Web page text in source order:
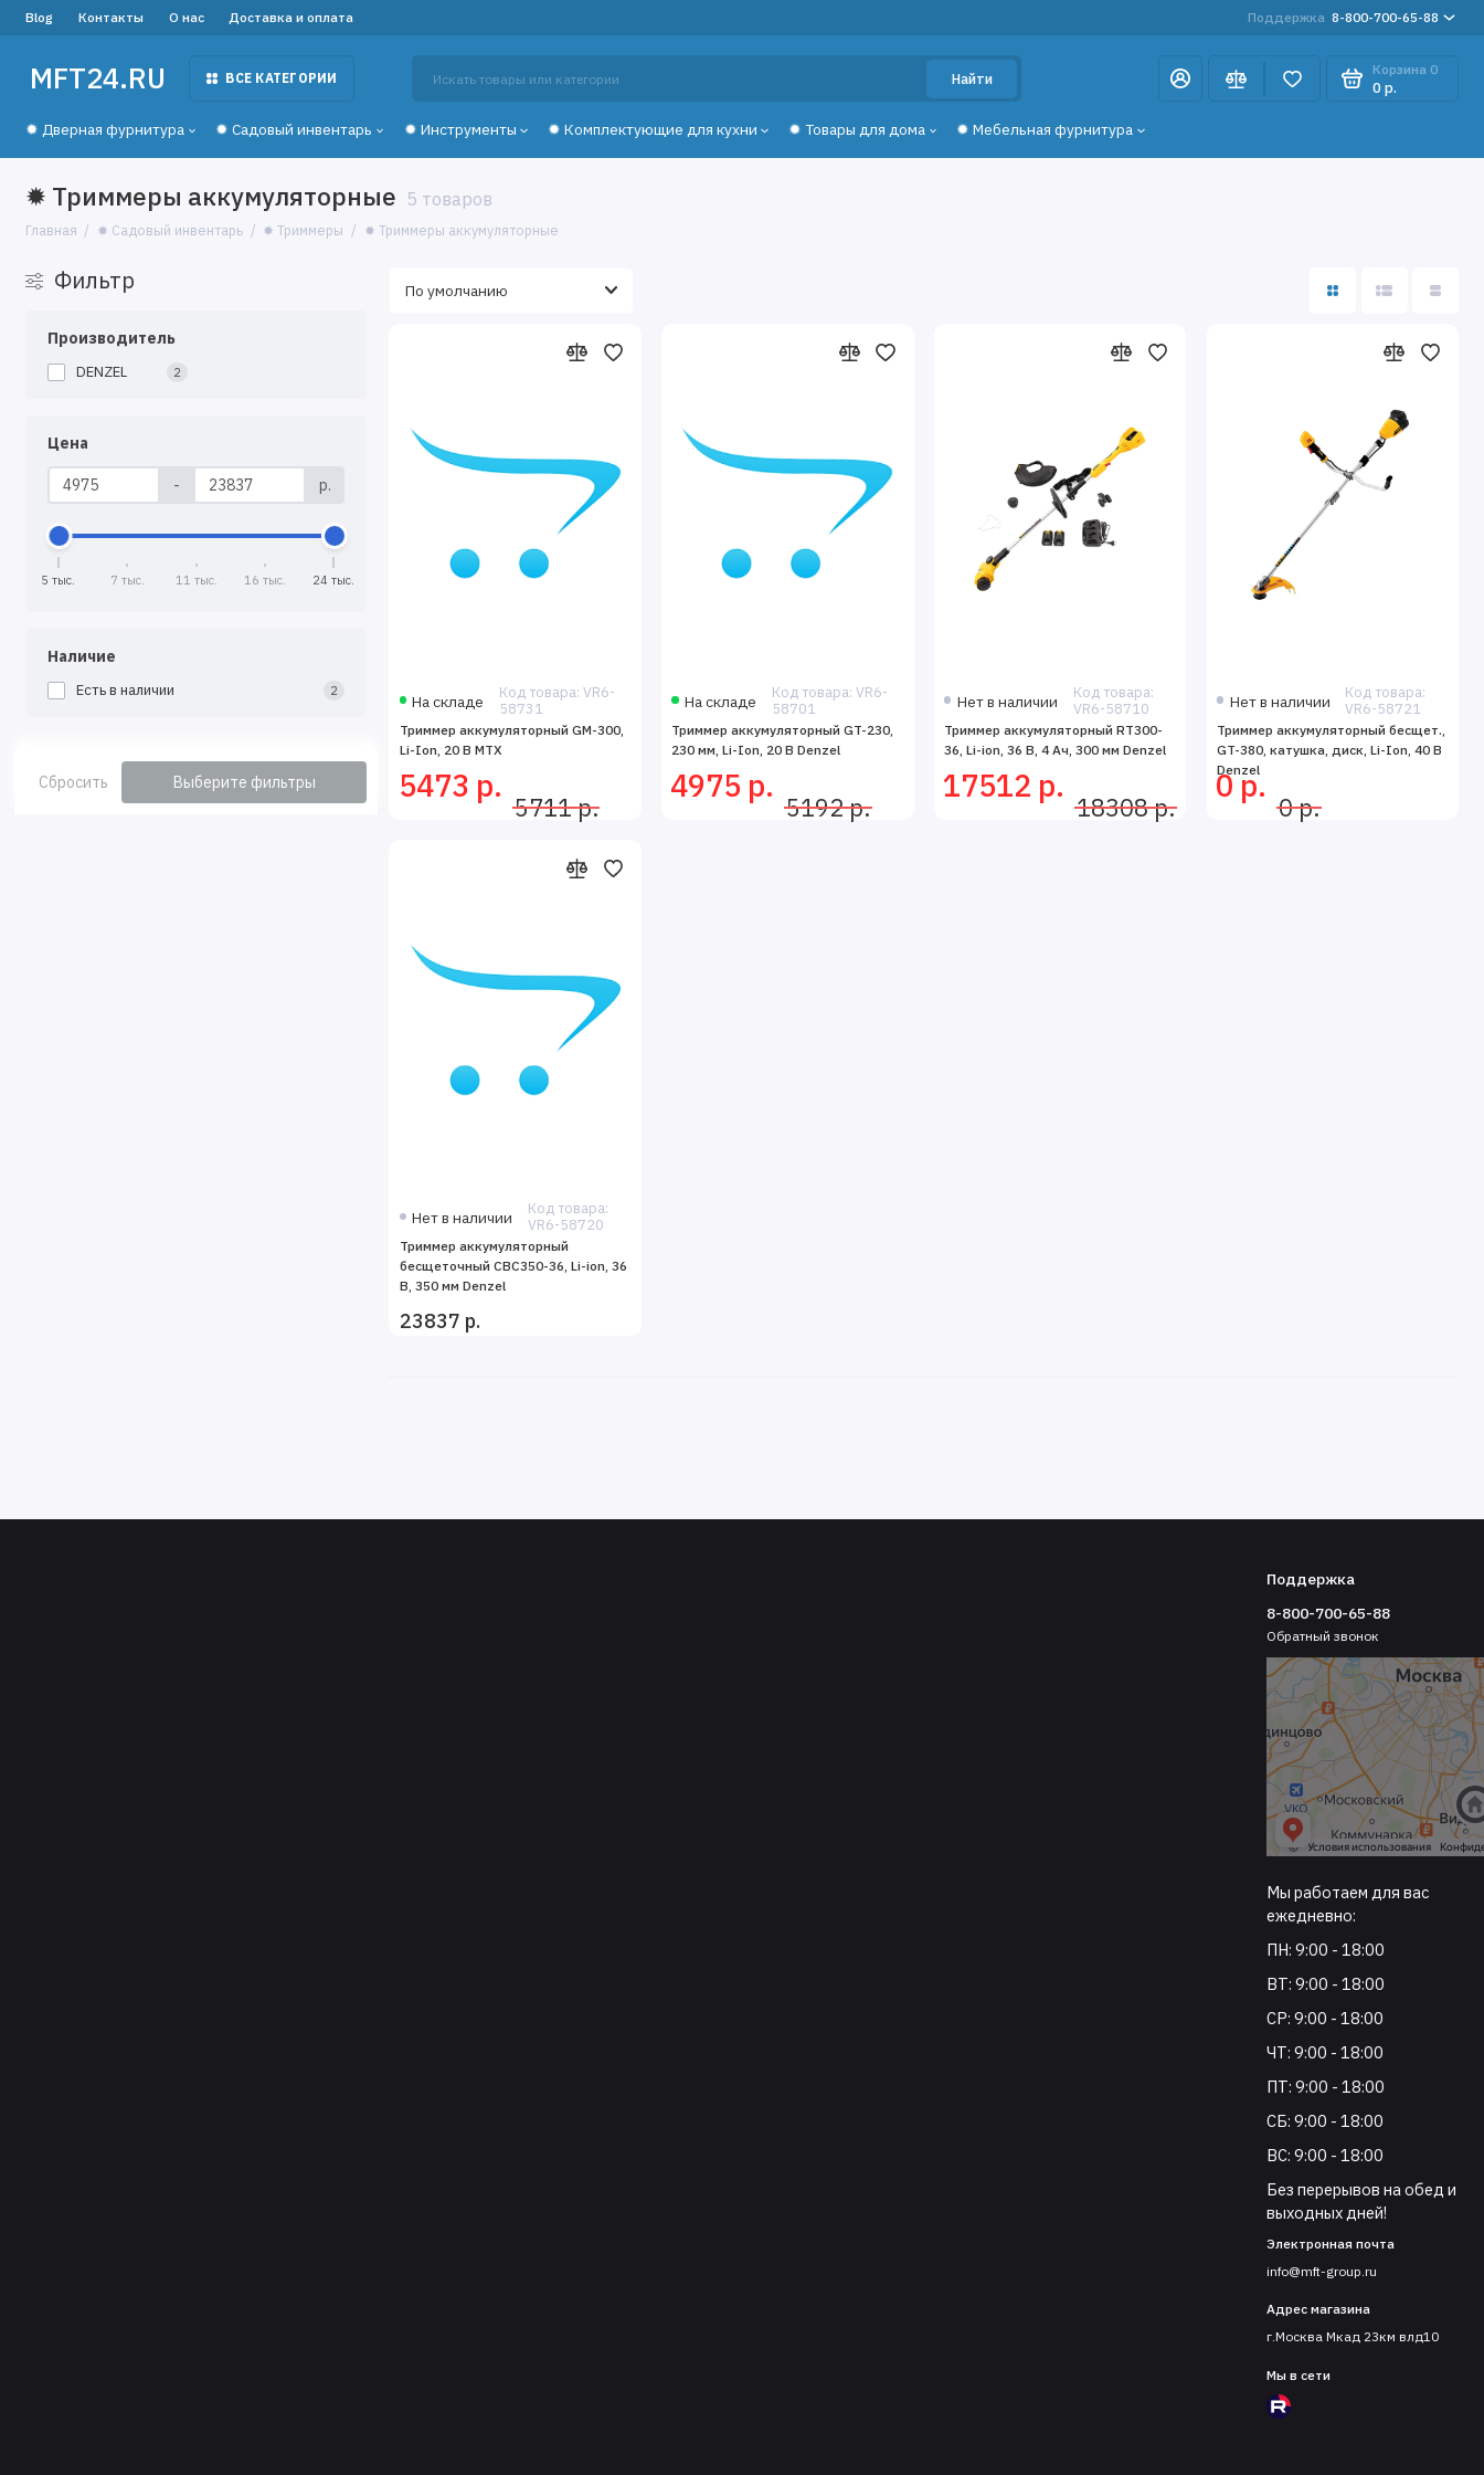
Blog Контакты О нас Доставка и оплата Поддержка 8-800-700-65-88
MFT24.RU ВСЕ КАТЕГОРИИ Найти
Корзина 0
0 р.
✹ Дверная фурнитура ✹ Садовый инвентарь ✹ Инструменты ✹ Комплектующие для кухни ✹ Товары для дома ✹ Мебельная фурнитура
✹ Триммеры аккумуляторные 5 товаров
Главная ✹ Садовый инвентарь ✹ Триммеры ✹ Триммеры аккумуляторные
Фильтр
Производитель
DENZEL 2
Цена
- р.
5 тыс. 7 тыс. 11 тыс. 16 тыс. 24 тыс.
Наличие
Есть в наличии 2
Сбросить Выберите фильтры
На складе
Код товара: VR6-
58731
Триммер аккумуляторный GM-300,
Li-Ion, 20 В MTX
5473 р.
5711 р.
На складе
Код товара: VR6-
58701
Триммер аккумуляторный GT-230,
230 мм, Li-Ion, 20 В Denzel
4975 р.
5192 р.
Нет в наличии
Код товара:
VR6-58710
Триммер аккумуляторный RТ300-
36, Li-ion, 36 В, 4 Ач, 300 мм Denzel
17512 р.
18308 р.
Нет в наличии
Код товара:
VR6-58721
Триммер аккумуляторный бесщет.,
GT-380, катушка, диск, Li-Ion, 40 В
Denzel
0 р.
0 р.
Нет в наличии
Код товара:
VR6-58720
Триммер аккумуляторный
бесщеточный CBC350-36, Li-ion, 36
В, 350 мм Denzel
23837 р.
Поддержка
8-800-700-65-88
Обратный звонок
Мы работаем для вас
ежедневно:
ПН: 9:00 - 18:00
ВТ: 9:00 - 18:00
СР: 9:00 - 18:00
ЧТ: 9:00 - 18:00
ПТ: 9:00 - 18:00
СБ: 9:00 - 18:00
ВС: 9:00 - 18:00
Без перерывов на обед и
выходных дней!
Электронная почта
info@mft-group.ru
Адрес магазина
г.Москва Мкад 23км влд10
Мы в сети